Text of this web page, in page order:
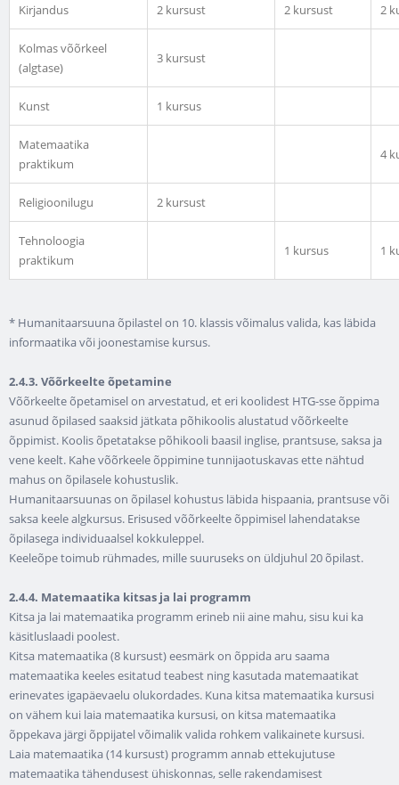
Kirjandus 2 kursust 2 kursust 2
Kolmas võõrkeel
(algtase)
3 kursust
Kunst 1 kursus
Matemaatika
praktikum
4
Religioonilugu 2 kursust
Tehnoloogia
praktikum
1 kursus 1
* Humanitaarsuuna õpilastel on 10. klassis võimalus valida, kas läbida
informaatika või joonestamise kursus.
2.4.3. Võõrkeelte õpetamine
Võõrkeelte õpetamisel on arvestatud, et eri koolidest HTG-sse õppima
asunud õpilased saaksid jätkata põhikoolis alustatud võõrkeelte
õppimist. Koolis õpetatakse põhikooli baasil inglise, prantsuse, saksa ja
vene keelt. Kahe võõrkeele õppimine tunnijaotuskavas ette nähtud
mahus on õpilasele kohustuslik.
Humanitaarsuunas on õpilasel kohustus läbida hispaania, prantsuse või
saksa keele algkursus. Erisused võõrkeelte õppimisel lahendatakse
õpilasega individuaalsel kokkuleppel.
Keeleõpe toimub rühmades, mille suuruseks on üldjuhul 20 õpilast.
2.4.4. Matemaatika kitsas ja lai programm
Kitsa ja lai matemaatika programm erineb nii aine mahu, sisu kui ka
käsitluslaadi poolest.
Kitsa matemaatika (8 kursust) eesmärk on õppida aru saama
matemaatika keeles esitatud teabest ning kasutada matemaatikat
erinevates igapäevaelu olukordades. Kuna kitsa matemaatika kursusi
on vähem kui laia matemaatika kursusi, on kitsa matemaatika
õppekava järgi õppijatel võimalik valida rohkem valikainete kursusi.
Laia matemaatika (14 kursust) programm annab ettekujutuse
matemaatika tähendusest ühiskonnas, selle rakendamisest